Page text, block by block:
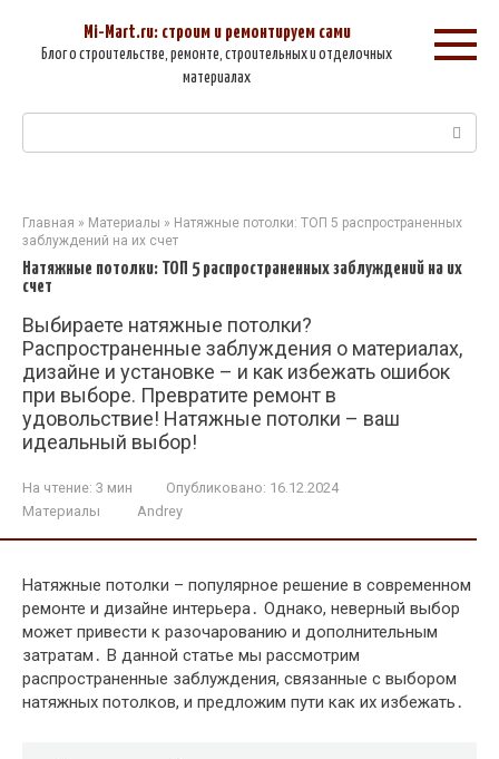
контенту
Mi-Mart.ru: строим и ремонтируем сами
Блог о строительстве, ремонте, строительных и отделочных
материалах
Поиск:
Главная » Материалы » Натяжные потолки: ТОП 5 распространенных
заблуждений на их счет
Натяжные потолки: ТОП 5 распространенных заблуждений на их
счет
Выбираете натяжные потолки?
Распространенные заблуждения о материалах,
дизайне и установке – и как избежать ошибок
при выборе. Превратите ремонт в
удовольствие! Натяжные потолки – ваш
идеальный выбор!
На чтение: 3 мин Опубликовано: 16.12.2024
Материалы
Andrey
Натяжные потолки – популярное решение в современном
ремонте и дизайне интерьера․ Однако, неверный выбор
может привести к разочарованию и дополнительным
затратам․ В данной статье мы рассмотрим
распространенные заблуждения, связанные с выбором
натяжных потолков, и предложим пути как их избежать․